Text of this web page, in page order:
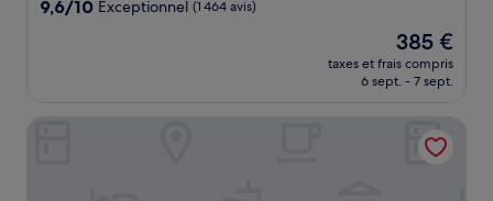
9.6
9,6/10 Exceptionnel (1 464 avis)
Le
nouveau
prix
de
385 €
385 €
taxes et frais compris
6 sept. - 7 sept.